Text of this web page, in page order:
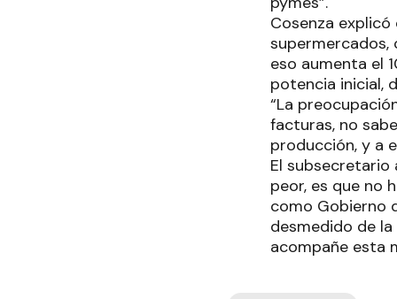
Cosenza
supermercados,
eso aumenta el
potencia inicial,
“La
facturas, no
producción, y a
El subsecretario
peor, es que no
como Gobierno
desmedido de
acompañe esta